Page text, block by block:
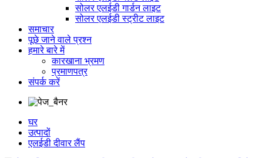
सोलर एलईडी गार्डन लाइट
सोलर एलईडी स्ट्रीट लाइट
समाचार
पूछे जाने वाले प्रश्न
हमारे बारे में
कारखाना भ्रमण
प्रमाणपत्र
संपर्क करें
घर
उत्पादों
एलईडी दीवार लैंप